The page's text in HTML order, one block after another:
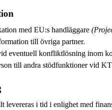
med EU:s handläggare
till övriga partner.
eventuell konfliktlösning inom
till andra stödfunktioner vid
levereras i tid i enlighet med